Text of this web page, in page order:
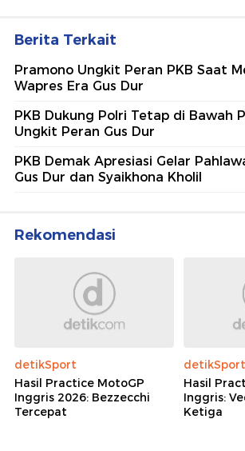
Berita Terkait
Pramono Ungkit Peran PKB Saat
Wapres Era Gus Dur
PKB Dukung Polri Tetap di Bawah
Ungkit Peran Gus Dur
PKB Demak Apresiasi Gelar
Gus Dur dan Syaikhona Kholil
Rekomendasi
detikSport
Hasil Practice MotoGP
Inggris 2026: Bezzecchi
Tercepat
detikSport
Hasil
Inggris:
Ketiga